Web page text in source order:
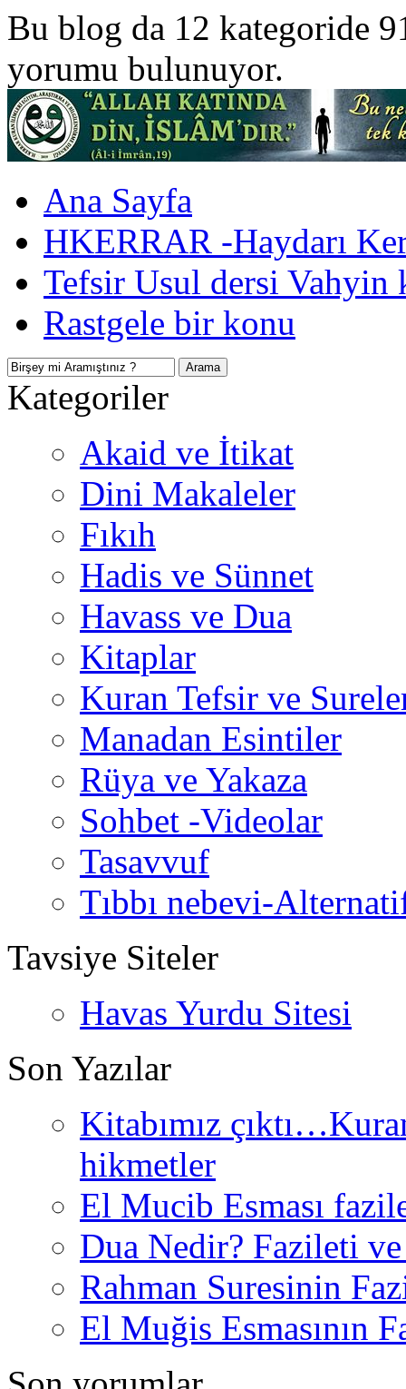
Bu blog da 12 kategoride
yorumu bulunuyor.
Ana Sayfa
HKERRAR -Haydarı
Tefsir Usul dersi Vahyin
Rastgele bir konu
Kategoriler
Akaid ve İtikat
Dini Makaleler
Fıkıh
Hadis ve Sünnet
Havass ve Dua
Kitaplar
Kuran Tefsir ve
Manadan Esintiler
Rüya ve Yakaza
Sohbet -Videolar
Tasavvuf
Tıbbı nebevi-
Tavsiye Siteler
Havas Yurdu Sitesi
Son Yazılar
Kitabımız
hikmetler
El Mucib Esması
Dua Nedir? Fazileti
Rahman Suresinin
El Muğis Esmasının